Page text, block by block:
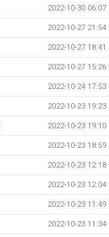
2022-10-30 06:07
2022-10-27 21:54
2022-10-27 18:41
2022-10-27 15:26
2022-10-24 17:53
2022-10-23 19:23
2022-10-23 19:10
2022-10-23 18:59
2022-10-23 12:18
2022-10-23 12:04
2022-10-23 11:49
2022-10-23 11:34